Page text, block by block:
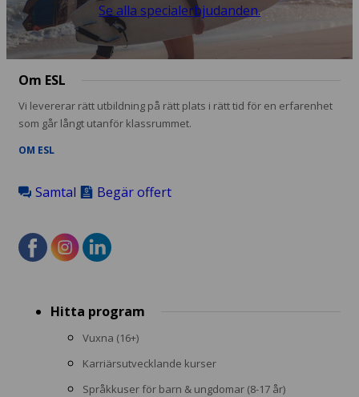
Se alla specialerbjudanden.
Om ESL
Vi levererar rätt utbildning på rätt plats i rätt tid för en erfarenhet
som går långt utanför klassrummet.
OM ESL
Samtal Begär offert
menuHitta program
Vuxna (16+)
Karriärsutvecklande kurser
Språkkuser för barn & ungdomar (8-17 år)